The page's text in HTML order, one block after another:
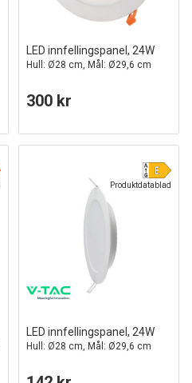
LED innfellingspanel, 24W
Hull: Ø28 cm, Mål: Ø29,6 cm
300 kr
Produktdatablad
LED innfellingspanel, 24W
Hull: Ø28 cm, Mål: Ø29,6 cm